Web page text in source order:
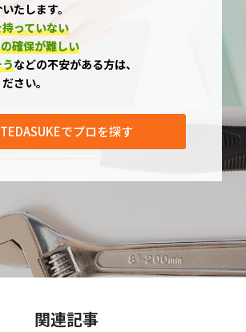
たします。
っていない
確保が難しい
などの不安がある方は、
さい。
TEDASUKEでプロを探す
関連記事